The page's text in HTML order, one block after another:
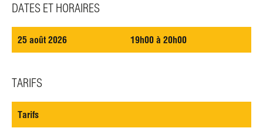
DATES ET HORAIRES
25 août 2026 19h00 à 20h00
TARIFS
Tarifs